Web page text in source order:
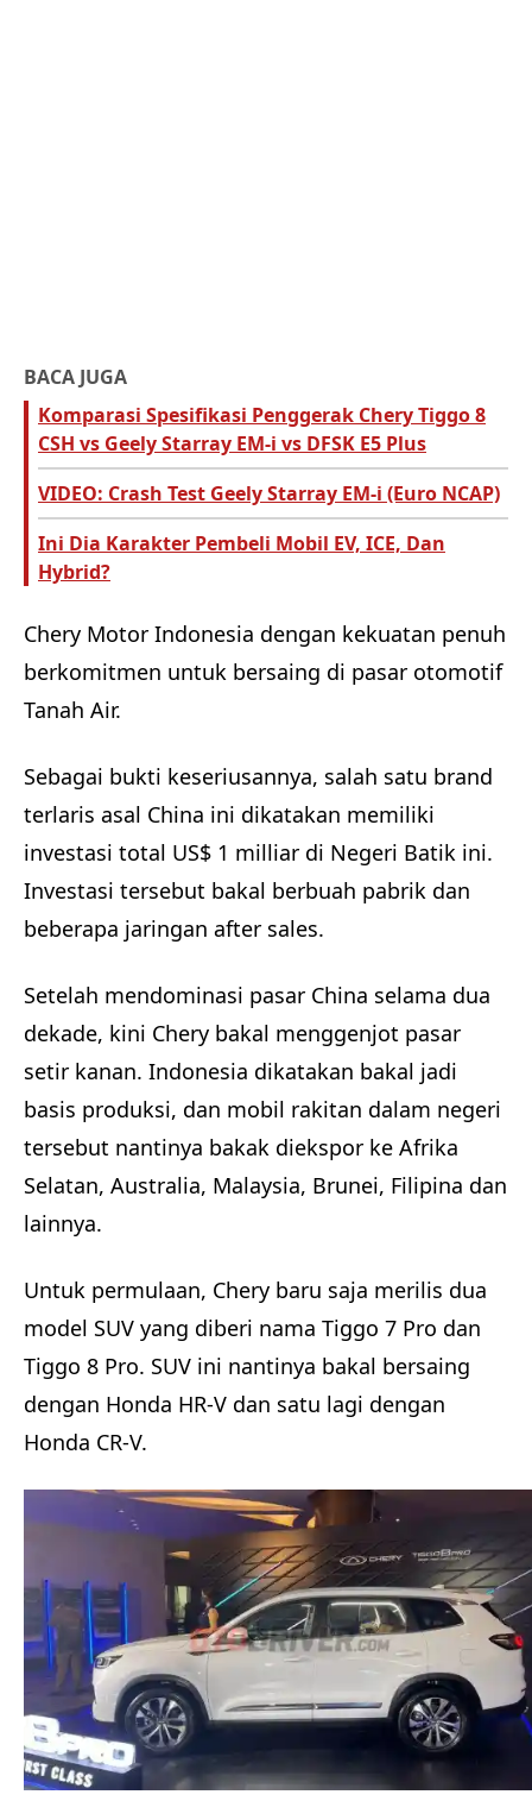
BACA JUGA
Komparasi Spesifikasi Penggerak Chery Tiggo 8
CSH vs Geely Starray EM-i vs DFSK E5 Plus
VIDEO: Crash Test Geely Starray EM-i (Euro NCAP)
Ini Dia Karakter Pembeli Mobil EV, ICE, Dan
Hybrid?
Chery Motor Indonesia dengan kekuatan penuh
berkomitmen untuk bersaing di pasar otomotif
Tanah Air.
Sebagai bukti keseriusannya, salah satu brand
terlaris asal China ini dikatakan memiliki
investasi total US$ 1 milliar di Negeri Batik ini.
Investasi tersebut bakal berbuah pabrik dan
beberapa jaringan after sales.
Setelah mendominasi pasar China selama dua
dekade, kini Chery bakal menggenjot pasar
setir kanan. Indonesia dikatakan bakal jadi
basis produksi, dan mobil rakitan dalam negeri
tersebut nantinya bakak diekspor ke Afrika
Selatan, Australia, Malaysia, Brunei, Filipina dan
lainnya.
Untuk permulaan, Chery baru saja merilis dua
model SUV yang diberi nama Tiggo 7 Pro dan
Tiggo 8 Pro. SUV ini nantinya bakal bersaing
dengan Honda HR-V dan satu lagi dengan
Honda CR-V.